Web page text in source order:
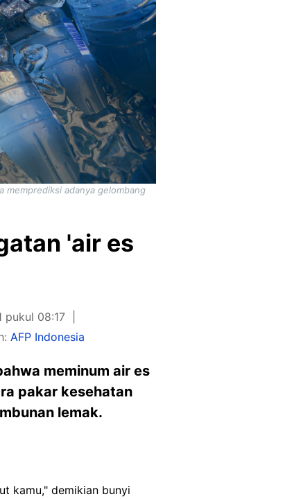
memprediksi adanya gelombang
'air es
pukul 08:17
AFP Indonesia
meminum air es
pakar kesehatan
lemak.
kamu," demikian bunyi